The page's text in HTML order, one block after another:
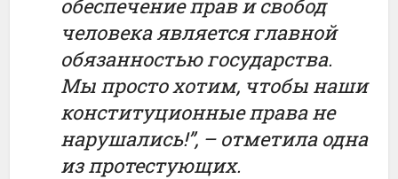
обеспечение прав и свобод
человека является главной
обязанностью государства.
Мы просто хотим, чтобы наши
конституционные права не
нарушались!”, – отметила одна
из протестующих.